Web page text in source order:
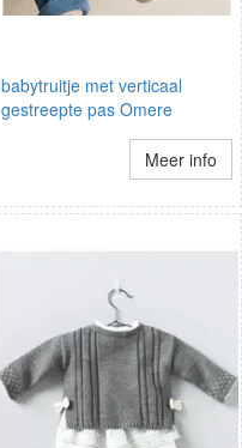
babytruitje met verticaal
gestreepte pas Omere
Meer info